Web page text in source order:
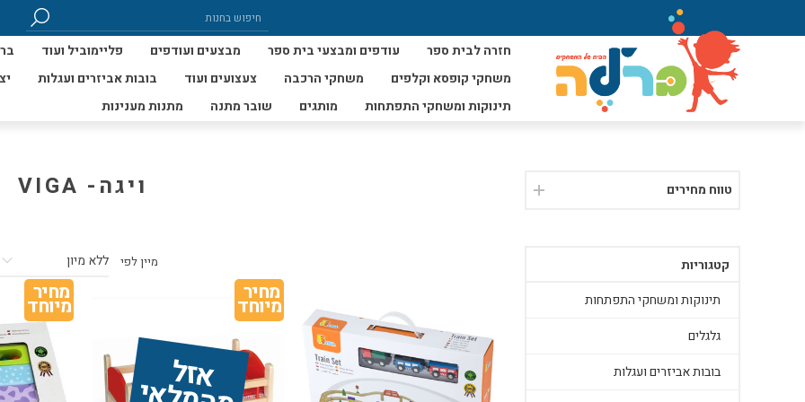
חזרה לבית ספר עודפים ומבצעי בית ספר מבצעים ועודפים פליימוביל ועוד
משחקי קופסא וקלפים
משחקי הרכבה צעצועים ועוד בובות אביזרים ועגלות
תינוקות ומשחקי התפתחות
מותגים שובר מתנה מתנות מענינות
ויגה- VIGA
מיין לפי
מחיר
מיוחד
אז
ל
מ
ה
מ
ל
מחיר
מיוחד
טווח מחירים
קטגוריות
תינוקות ומשחקי התפתחות
גלגלים
בובות אביזרים ועגלות